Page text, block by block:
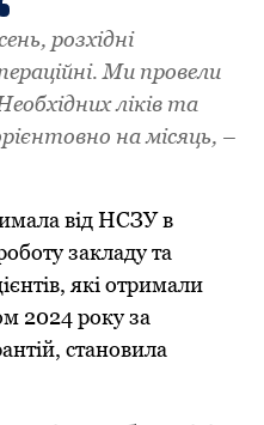
розхідні
Ми провели
ліків та
на місяць, –
від НСЗУ в
закладу та
які отримали
2024 року за
становила